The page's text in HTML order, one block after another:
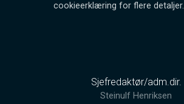
cookieerklæring for flere detaljer.
Sjefredaktør/adm.dir.
Steinulf Henriksen